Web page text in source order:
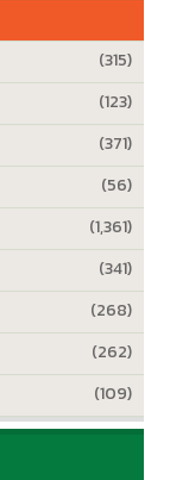
(315)
(123)
(371)
(56)
(1,361)
(341)
(268)
(262)
(109)